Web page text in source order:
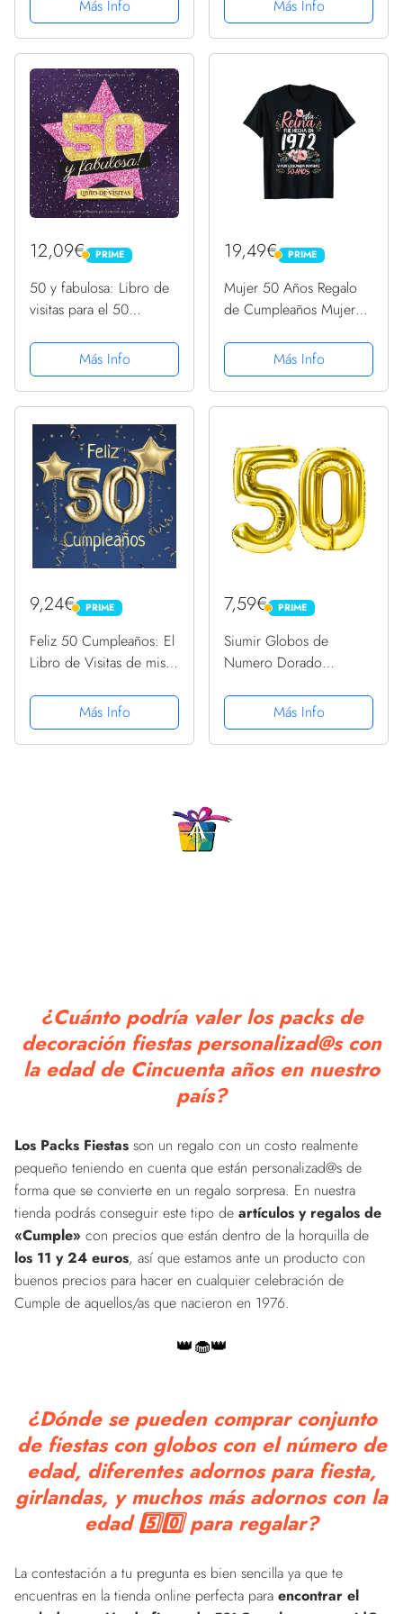
50 Aniversario Globos
de Látex y Globos De
Confeti Oro, 50
Aniversario Bodas...
Más Info
Feliz cumpleaños Cortina
de Globos Azul Turquesa
Más Info
12,09€ PRIME
PRIME
50 y fabulosa: Libro de
visitas para el 50
original para mujer 50
años - Decoración de
fiesta - Hollywood - Libro
Más Info
19,49€ PRIME
PRIME
Mujer 50 Años Regalo
de Cumpleaños Mujer
CamisetaMás Info
9,24€ PRIME
PRIME
Feliz 50 Cumpleaños: El
Libro de Visitas de mis
Cumpleaños - 21x21cm -
100 Páginas para
Felicitaciones, Saludos,
Más Info
7,59€ PRIME
PRIME
Siumir Globos de
Numero Dorado
Globos de Cumpleaños
Papel de Aluminio
Globos Decoración de
Más Info
¿Cuánto podría valer los packs de
decoración fiestas personalizad@s con
la edad de Cincuenta años en nuestro
país?
Los Packs Fiestas son un regalo con un costo realmente
pequeño teniendo en cuenta que están personalizad@s de
forma que se convierte en un regalo sorpresa. En nuestra
tienda podrás conseguir este tipo de artículos y regalos de
«Cumple» con precios que están dentro de la horquilla de
los 11 y 24 euros, así que estamos ante un producto con
buenos precios para hacer en cualquier celebración de
Cumple de aquellos/as que nacieron en 1976.
👑🧁👑
¿Dónde se pueden comprar conjunto
de fiestas con globos con el número de
edad, diferentes adornos para fiesta,
girlandas, y muchos más adornos con la
edad 5️⃣0️⃣ para regalar?
La contestación a tu pregunta es bien sencilla ya que te
encuentras en la tienda online perfecta para encontrar el